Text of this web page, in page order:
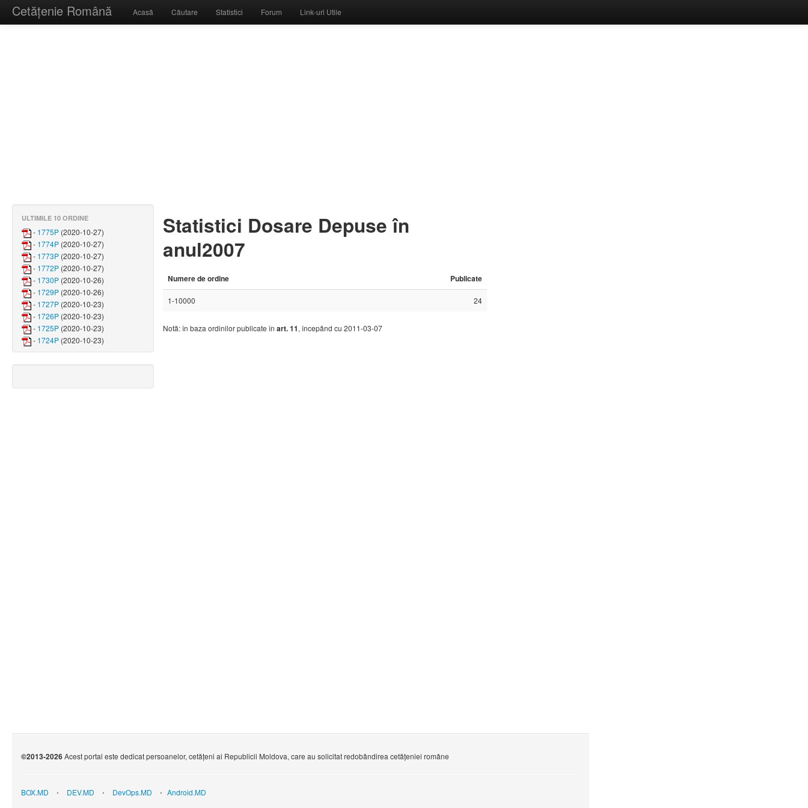
Cetățenie Română Acasă Căutare Statistici Forum Link-uri Utile
ULTIMILE 10 ORDINE
- 1775P (2020-10-27)
- 1774P (2020-10-27)
- 1773P (2020-10-27)
- 1772P (2020-10-27)
- 1730P (2020-10-26)
- 1729P (2020-10-26)
- 1727P (2020-10-23)
- 1726P (2020-10-23)
- 1725P (2020-10-23)
- 1724P (2020-10-23)
Statistici Dosare Depuse în
anul2007
Numere de ordine Publicate
1-10000 24
Notă: în baza ordinilor publicate înart. 11, începând cu 2011-03-07
©2013-2026Acest portal este dedicat persoanelor, cetățeni ai Republicii Moldova, care au solicitat redobândirea cetățeniei române
BOX.MD ⋅ DEV.MD ⋅ DevOps.MD ⋅ Android.MD